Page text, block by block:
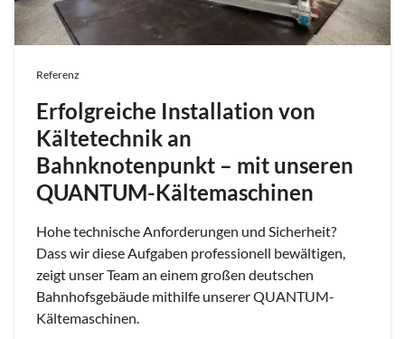
Referenz
Erfolgreiche Installation von
Kältetechnik an
Bahnknotenpunkt – mit unseren
QUANTUM-Kältemaschinen
Hohe technische Anforderungen und Sicherheit?
Dass wir diese Aufgaben professionell bewältigen,
zeigt unser Team an einem großen deutschen
Bahnhofsgebäude mithilfe unserer QUANTUM-
Kältemaschinen.